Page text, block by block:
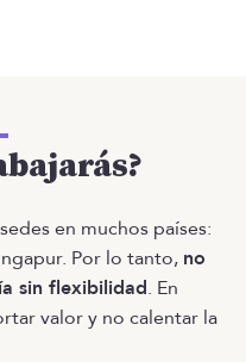
en muchos países:
Por lo tanto, no
sin flexibilidad. En
valor y no calentar la